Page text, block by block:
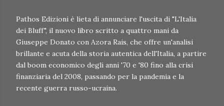
Pathos Edizioni è lieta di annunciare l'uscita di "L'Italia
dei Bluff", il nuovo libro scritto a quattro mani da
Giuseppe Donato con Azora Rais, che offre un'analisi
brillante e acuta della storia autentica dell'Italia, a partire
dal boom economico degli anni '70 e '80 fino alla crisi
finanziaria del 2008, passando per la pandemia e la
recente guerra russo-ucraina.